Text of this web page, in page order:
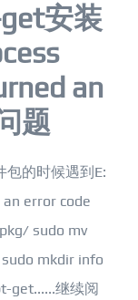
安装
an
题
的时候遇到E:
error code
sudo mv
mkdir info
get......继续阅